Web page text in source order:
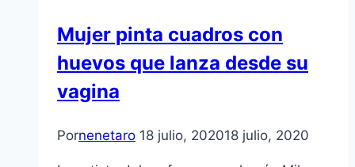
Mujer pinta cuadros con
huevos que lanza desde su
vagina
Pornenetaro 18 julio, 202018 julio, 2020